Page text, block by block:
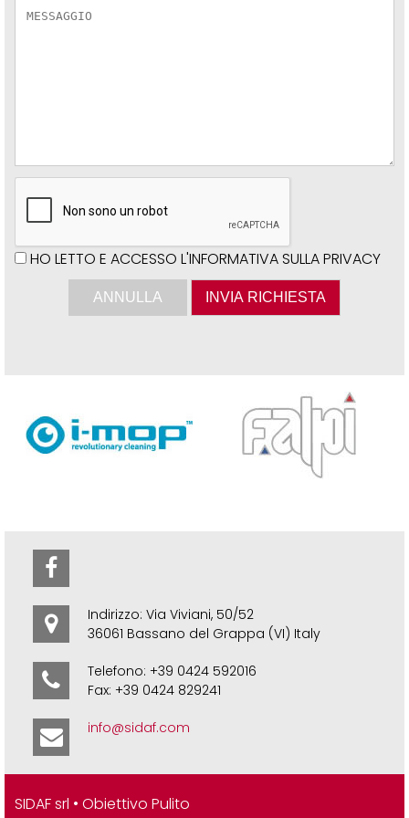
HO LETTO E ACCESSO L'INFORMATIVA SULLA PRIVACY
Indirizzo: Via Viviani, 50/52
36061 Bassano del Grappa (VI) Italy
Telefono: +39 0424 592016
Fax: +39 0424 829241
info@sidaf.com
SIDAF srl • Obiettivo Pulito